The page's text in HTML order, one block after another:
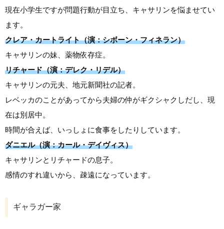
現在小学生ですが問題行動が目立ち、キャサリンを悩ませてい
ます。
クレア・カートライト（演：シボーン・フィネラン）
キャサリンの妹、薬物依存症。
リチャード（演：デレク・リデル）
キャサリンの元夫、地元新聞社の記者。
レベッカのことがあってから夫婦の仲がギクシャクしだし、現
在は別居中。
時間が合えば、いっしょに食事をしたりしています。
ダニエル（演：カール・デイヴィス）
キャサリンとリチャードの息子。
感情のすれ違いから、疎遠になっています。
ギャラガー家